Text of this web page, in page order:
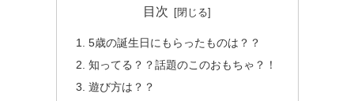
目次
5歳の誕生日にもらったものは？？
知ってる？？話題のこのおもちゃ？！
遊び方は？？